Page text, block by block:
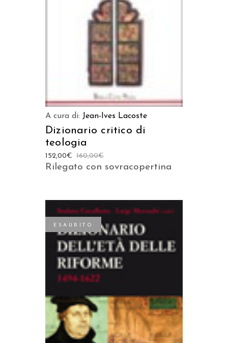
AGGIUNGI AL CARRELLO
A cura di: Jean-Ives Lacoste
Dizionario critico di
teologia
160,00€
152,00€
Rilegato con sovracopertina
ESAURITO
LEGGI TUTTO